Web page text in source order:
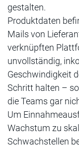
gestalten.
Produktdaten
Mails von
verknüpften
unvollständig,
Geschwindigkeit
Schritt halten –
die Teams gar
Um
Wachstum zu
Schwachstellen